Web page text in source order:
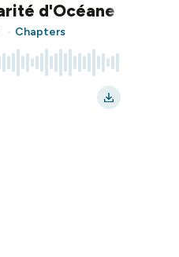
d'Océane ... à la
Chapters